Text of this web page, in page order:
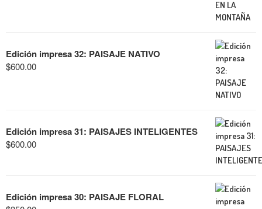
Edición impresa 32: PAISAJE NATIVO
$600.00
Edición impresa 31: PAISAJES INTELIGENTES
$600.00
Edición impresa 30: PAISAJE FLORAL